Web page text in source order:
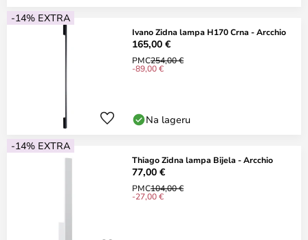
-14% EXTRA
Ivano Zidna lampa H170 Crna - Arcchio
165,00 €
PMC254,00 €
-89,00 €
Na lageru
-14% EXTRA
Thiago Zidna lampa Bijela - Arcchio
77,00 €
PMC104,00 €
-27,00 €